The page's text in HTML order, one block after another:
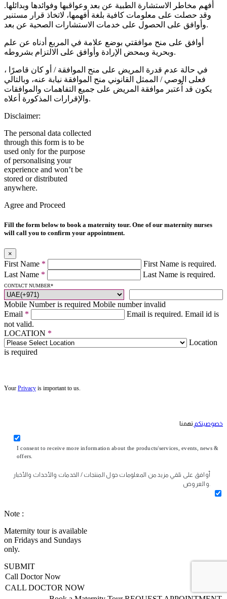
أفهم مخاطر الاستشارة الطبية عن بعد وعواقبها وفوائدها وبدائلها.
وقد حصلت على معلومات كافية بلغة أفهمها، لاتخاذ قرار مستنير
وأوافق على الحصول على خدمات الاستشارات الصحية عن بعد.
أوافق على منح موافقتي بوضع علامة في المربع أدناه عن علم
وبحرية وبمحض الإرادة وأوافق على الالتزام بشروطه.
في حالة عدم قدرة المريض على منح الموافقة / أو كان قاصرًا ،
فعلى الوصي / الممثل القانوني منح الموافقة نيابة عنه، وبالتالي
يكون قد اُعتبر موافقة المريض على جميع التفاهمات والموافقات
والإقرارات المذكورة أعلاه.
Disclaimer:
The personal data collected
through this form is to be
used only for the purpose
of personalising your
experience and won’t be
stored or distributed
anywhere.
Agree and Proceed
Fill the form below to book a maternity tour. One of our maternity nurses
will call you to confirm your appointment.
×
First Name *
First Name is required.
Last Name * Last Name is required.
CONTACT NUMBER*
Mobile Number is required Mobile number invalid
Email * Email is required. Email id is
not valid.
LOCATION *
Location
is required
Your Privacy is important to us.
خصوصيتكم تهمنا
I consent to receive more information about the products/services, events, news &
offers.
أوافق على تلقي مزيد من المعلومات حول المنتجات / الخدمات والأحداث والأخبار
والعروض.
Note :
Maternity tour is available
on Fridays and Sundays
only.
SUBMIT
Call Doctor Now
CALL DOCTOR NOW